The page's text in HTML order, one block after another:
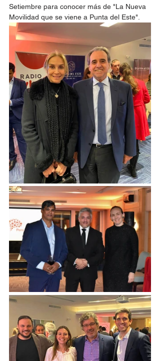
Setiembre para conocer más de "La Nueva
Movilidad que se viene a Punta del Este".